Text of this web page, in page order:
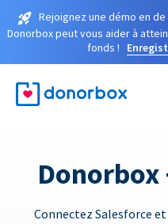
Rejoignez une démo en
Donorbox peut vous aider à
fonds !
Donorbox
Connectez Salesforce